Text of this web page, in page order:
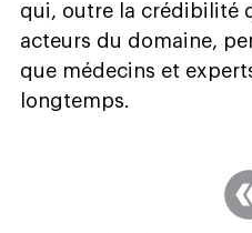
qui, outre la crédibilité
acteurs du domaine,
que médecins et
longtemps.